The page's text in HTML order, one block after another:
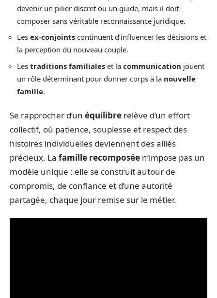
devenir un pilier discret ou un guide, mais il doit
composer sans véritable reconnaissance juridique.
Les ex-conjoints continuent d’influencer les décisions et
la perception du nouveau couple.
Les traditions familiales et la communication jouent
un rôle déterminant pour donner corps à la nouvelle
famille.
Se rapprocher d’un équilibre relève d’un effort
collectif, où patience, souplesse et respect des
histoires individuelles deviennent des alliés
précieux. La famille recomposée n’impose pas un
modèle unique : elle se construit autour de
compromis, de confiance et d’une autorité
partagée, chaque jour remise sur le métier.